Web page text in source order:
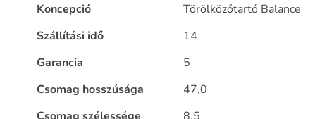
Koncepció
Törölközőtartó Balance
Szállítási idő
14
Garancia
5
Csomag hosszúsága
47,0
Csomag szélessége
8,5